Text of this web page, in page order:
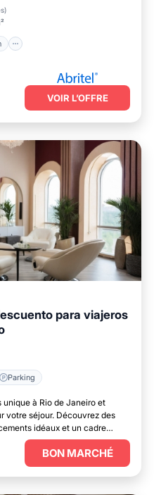
)
VOIR L’OFFRE
para viajeros
Parking
à Rio de Janeiro et
votre séjour. Découvrez des
idéaux et un cadre
BON MARCHÉ